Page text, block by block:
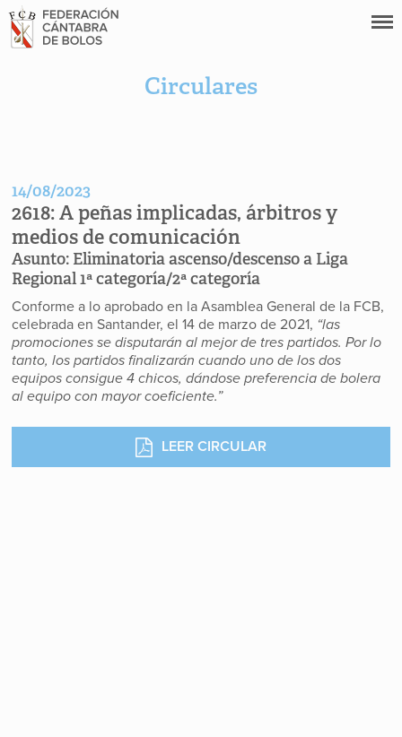
Circulares
14/08/2023
2618:A peñas implicadas, árbitros y
medios de comunicación
Asunto: Eliminatoria ascenso/descenso a Liga
Regional 1ª categoría/2ª categoría
Conforme a lo aprobado en la Asamblea General de la FCB,
celebrada en Santander, el 14 de marzo de 2021, “las
promociones se disputarán al mejor de tres partidos. Por lo
tanto, los partidos finalizarán cuando uno de los dos
equipos consigue 4 chicos, dándose preferencia de bolera
al equipo con mayor coeficiente.”
LEER CIRCULAR